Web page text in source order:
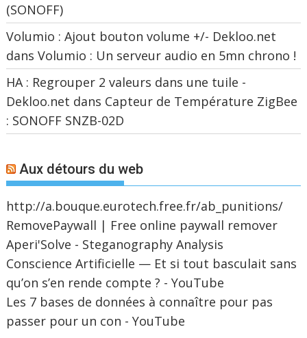
(SONOFF)
Volumio : Ajout bouton volume +/- Dekloo.net
dansVolumio : Un serveur audio en 5mn chrono !
HA : Regrouper 2 valeurs dans une tuile -
Dekloo.net dans Capteur de Température ZigBee
: SONOFF SNZB-02D
Aux détours du web
http://a.bouque.eurotech.free.fr/ab_punitions/
RemovePaywall | Free online paywall remover
Aperi'Solve - Steganography Analysis
Conscience Artificielle — Et si tout basculait sans
qu’on s’en rende compte ? - YouTube
Les 7 bases de données à connaître pour pas
passer pour un con - YouTube